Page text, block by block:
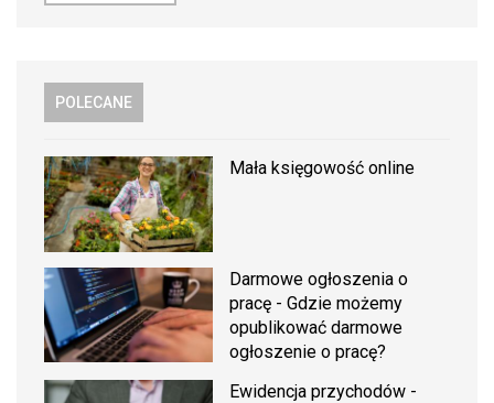
POLECANE
Mała księgowość online
Darmowe ogłoszenia o
pracę - Gdzie możemy
opublikować darmowe
ogłoszenie o pracę?
Ewidencja przychodów -